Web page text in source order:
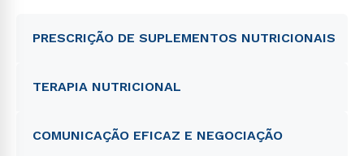
PRESCRIÇÃO DE SUPLEMENTOS NUTRICIONAIS
TERAPIA NUTRICIONAL
COMUNICAÇÃO EFICAZ E NEGOCIAÇÃO